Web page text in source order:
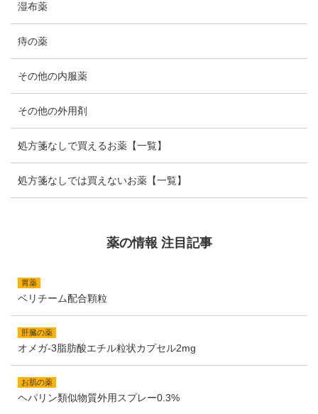
湿布薬
痔の薬
その他の内服薬
その他の外用剤
処方箋なしで買えるお薬【一覧】
処方箋なしでは買えないお薬【一覧】
薬の情報 注目記事
胃薬
ベリチーム配合顆粒
肝臓の薬
オメガ-3脂肪酸エチル粒状カプセル2mg
お肌の薬
ヘパリン類似物質外用スプレー0.3%